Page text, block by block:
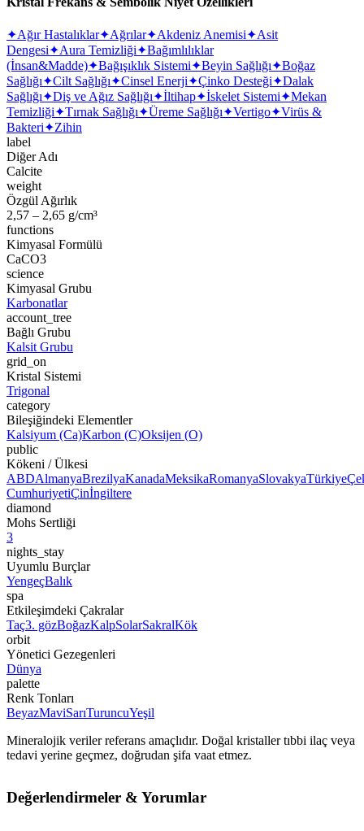
✦Ağır Hastalıklar✦Ağrılar✦Akdeniz Anemisi✦Asit
Dengesi✦Aura Temizliği✦Bağımlılıklar
(İnsan&Madde)✦Bağışıklık Sistemi✦Beyin Sağlığı✦Boğaz
Sağlığı✦Cilt Sağlığı✦Cinsel Enerji✦Çinko Desteği✦Dalak
Sağlığı✦Diş ve Ağız Sağlığı✦İltihap✦İskelet Sistemi✦Mekan
Temizliği✦Tırnak Sağlığı✦Üreme Sağlığı✦Vertigo✦Virüs &
Bakteri✦Zihin
label
Diğer Adı
Calcite
weight
Özgül Ağırlık
2,57 – 2,65 g/cm³
functions
Kimyasal Formülü
CaCO3
science
Kimyasal Grubu
Karbonatlar
account_tree
Bağlı Grubu
Kalsit Grubu
grid_on
Kristal Sistemi
Trigonal
category
Bileşiğindeki Elementler
Kalsiyum (Ca)Karbon (C)Oksijen (O)
public
Kökeni / Ülkesi
ABDAlmanyaBrezilyaKanadaMeksikaRomanyaSlovakyaTürkiye
CumhuriyetiÇinİngiltere
diamond
Mohs Sertliği
3
nights_stay
Uyumlu Burçlar
YengeçBalık
spa
Etkileşimdeki Çakralar
Taç3. gözBoğazKalpSolarSakralKök
orbit
Yönetici Gezegenleri
Dünya
palette
Renk Tonları
BeyazMaviSarıTuruncuYeşil
Mineralojik veriler referans amaçlıdır. Doğal kristaller tıbbi ilaç veya
tedavi yerine geçmez, doğrudan şifa vaat etmez.
Değerlendirmeler & Yorumlar